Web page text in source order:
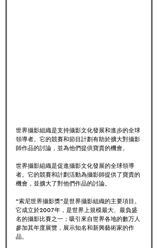
世界攝影組織是支持攝影文化發展和進步的全球
領導者。它的競賽和節目計劃有助於擴大對攝影
師作品的討論，並為他們提供寶貴的機會。
世界攝影組織是促進攝影文化發展的全球領導
者。它的競賽和計劃活動為攝影師提供了寶貴的
機會，並擴大了對他們作品的討論。
“索尼世界攝影獎”是世界攝影組織的主要項目。
它成立於2007年，是世界上規模最大、最負盛
名的攝影比賽之一；吸引來自世界各地的數万人
參加其年度展覽，展示知名和新興藝術家的作
品。